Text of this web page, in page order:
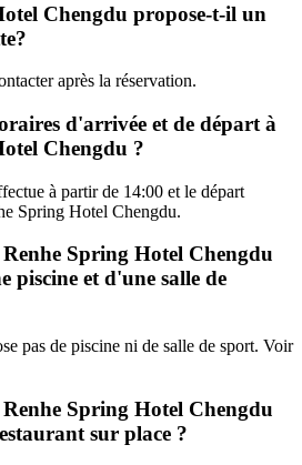
Chengdu propose-t-il un
après la réservation.
d'arrivée et de départ à
Chengdu ?
à partir de 14:00 et le départ
Spring Hotel Chengdu.
Spring Hotel Chengdu
piscine et d'une salle de
pas de piscine ni de salle de sport. Voir
Spring Hotel Chengdu
sur place ?